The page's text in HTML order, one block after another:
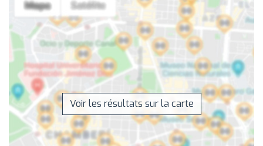
Voir les résultats sur la carte